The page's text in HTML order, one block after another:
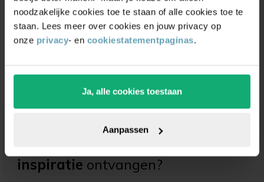
noodzakelijke cookies toe te staan of alle cookies toe te
staan. Lees meer over cookies en jouw privacy op
onze privacy- en cookiestatementpaginas.
Ja, alle cookies toestaan
Aanpassen
Extra platte
steeksleutel
Vanaf 4,25
inspiratie ontvangen?